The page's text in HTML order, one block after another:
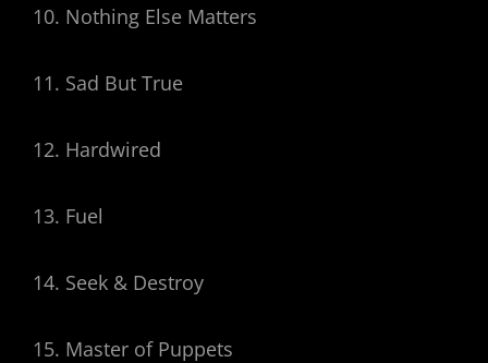
10. Nothing Else Matters
11. Sad But True
12. Hardwired
13. Fuel
14. Seek & Destroy
15. Master of Puppets